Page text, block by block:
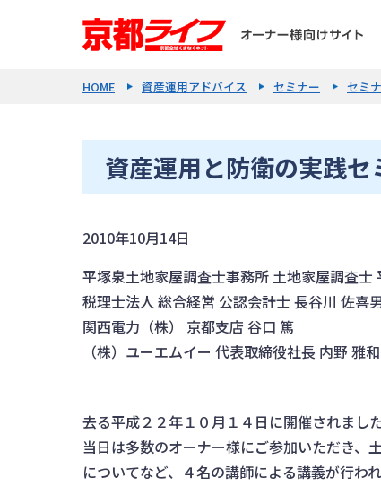
HOME 資産運用アドバイス セミナー セミ
資産運用と防衛の実践
2010年10月14日
平塚泉土地家屋調査士事務所 土地家屋調査士
税理士法人 総合経営 公認会計士 長谷川 佐喜
関西電力（株） 京都支店 谷口 篤
（株）ユーエムイー 代表取締役社長 内野 雅和
去る平成２２年１０月１４日に開催されまし
当日は多数のオーナー様にご参加いただき、
についてなど、４名の講師による講義が行わ